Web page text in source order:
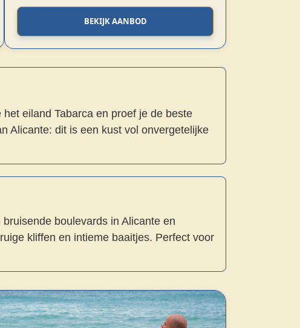
BEKIJK AANBOD
eiland Tabarca en proef je de beste
Alicante: dit is een kust vol onvergetelijke
boulevards in Alicante en
kliffen en intieme baaitjes. Perfect voor